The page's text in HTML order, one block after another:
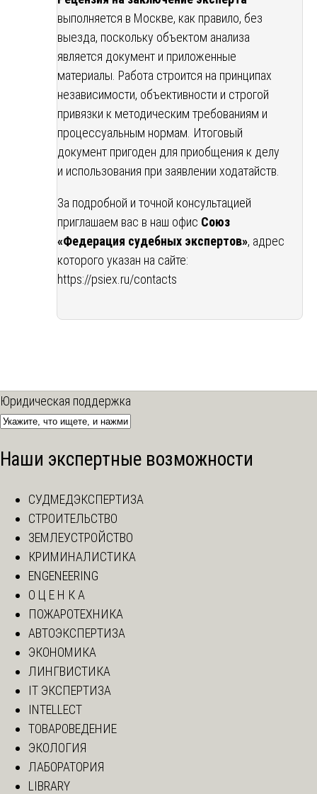
выполняется в Москве, как правило, без
выезда, поскольку объектом анализа
является документ и приложенные
материалы. Работа строится на принципах
независимости, объективности и строгой
привязки к методическим требованиям и
процессуальным нормам. Итоговый
документ пригоден для приобщения к делу
и использования при заявлении ходатайств.
За подробной и точной консультацией
приглашаем вас в наш офис Союз
«Федерация судебных экспертов», адрес
которого указан на сайте:
https://psiex.ru/contacts
Юридическая поддержка
Наши экспертные возможности
СУДМЕДЭКСПЕРТИЗА
СТРОИТЕЛЬСТВО
ЗЕМЛЕУСТРОЙСТВО
КРИМИНАЛИСТИКА
ENGENEERING
О Ц Е Н К А
ПОЖАРОТЕХНИКА
АВТОЭКСПЕРТИЗА
ЭКОНОМИКА
ЛИНГВИСТИКА
IT ЭКСПЕРТИЗА
INTELLECT
ТОВАРОВЕДЕНИЕ
ЭКОЛОГИЯ
ЛАБОРАТОРИЯ
LIBRARY